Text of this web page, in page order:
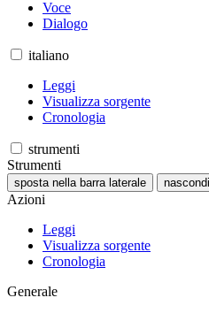
Voce
Dialogo
italiano
Leggi
Visualizza sorgente
Cronologia
strumenti
Strumenti
sposta nella barra laterale nascondi
Azioni
Leggi
Visualizza sorgente
Cronologia
Generale